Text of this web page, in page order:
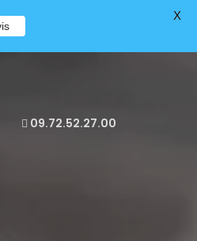
09.72.52.27.00
X